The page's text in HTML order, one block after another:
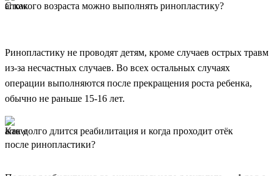
С какого возраста можно выполнять ринопластику?
Ринопластику не проводят детям, кроме случаев острых травм
из-за несчастных случаев. Во всех остальных случаях
операции выполняются после прекращения роста ребенка,
обычно не раньше 15-16 лет.
Как долго длится реабилитация и когда проходит отёк
после ринопластики?